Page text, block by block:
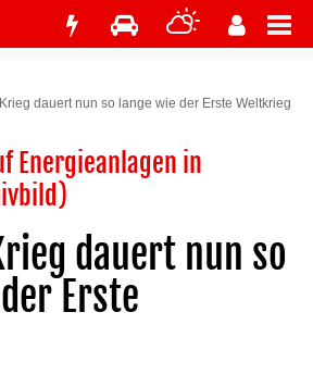
dauert nun so lange wie der Erste Weltkrieg
Energieanlagen in
dauert nun so
Erste